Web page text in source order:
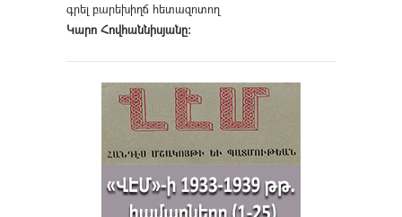
գրել բարեխիղճ հետազոտող
Կարո Հովհաննիսյանը։